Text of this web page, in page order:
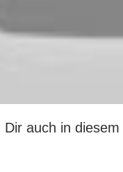
auch in